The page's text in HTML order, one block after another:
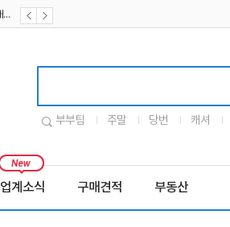
[공지] [호텔업] 유료서비스 이용약관 개정본2 (19.09.02)
부부팀 주말 당번 캐셔
업계소식 구매견적 부동산